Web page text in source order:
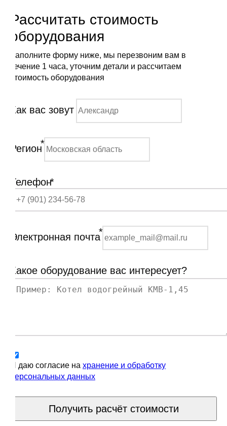
Рассчитать стоимость
оборудования
Заполните форму ниже, мы перезвоним вам в
течение 1 часа, уточним детали и рассчитаем
стоимость оборудования
Как вас зовут
Регион*
Телефон*
Электронная почта*
Какое оборудование вас интересует?
Я даю согласие на хранение и обработку
персональных данных
Получить расчёт стоимости